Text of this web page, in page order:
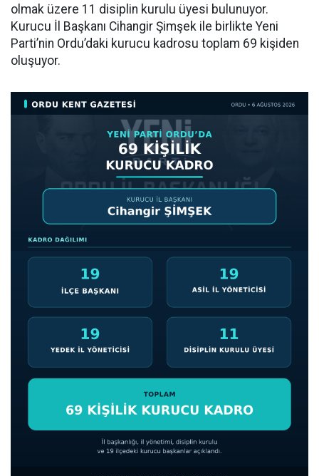
olmak üzere 11 disiplin kurulu üyesi bulunuyor.
Kurucu İl Başkanı Cihangir Şimşek ile birlikte Yeni
Parti’nin Ordu’daki kurucu kadrosu toplam 69 kişiden
oluşuyor.